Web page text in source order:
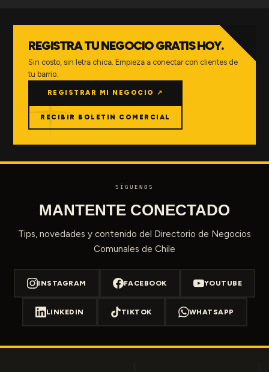
REGISTRA TU NEGOCIO GRATIS HOY.
Sin costo, sin letra chica. Empieza a conectar con clientes de
tu barrio.
REGISTRAR MI NEGOCIO ↗
RECIBIR BOLETIN COMERCIAL
SÍGUENOS
MANTENTE CONECTADO
Tips, novedades y contenido del Directorio de Negocios
Comunales de Chile
INSTAGRAM FACEBOOK YOUTUBE
LINKEDIN TIKTOK WHATSAPP